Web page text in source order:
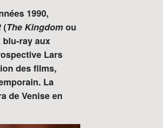
1990,
(The Kingdomou
blu-ray aux
Lars
des films,
La
de Venise en